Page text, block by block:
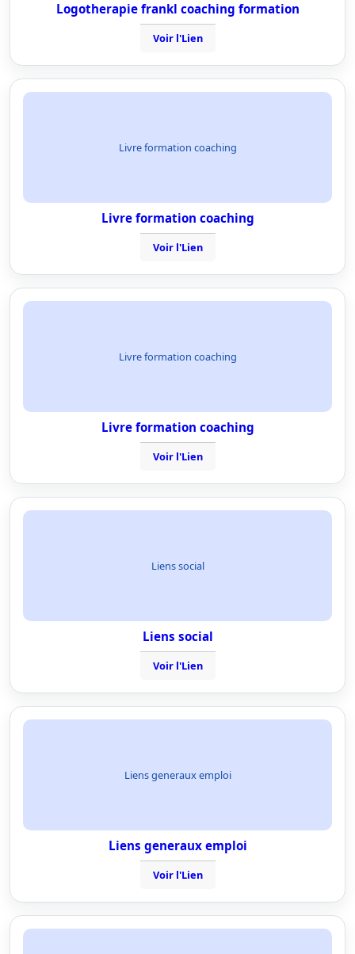
Logotherapie frankl coaching formation
Voir l'Lien
Livre formation coaching
Livre formation coaching
Voir l'Lien
Livre formation coaching
Livre formation coaching
Voir l'Lien
Liens social
Liens social
Voir l'Lien
Liens generaux emploi
Liens generaux emploi
Voir l'Lien